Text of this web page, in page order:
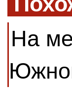
На